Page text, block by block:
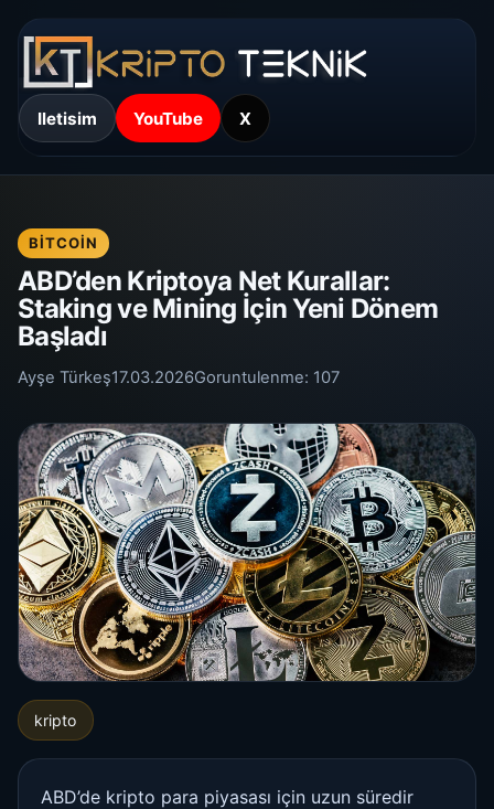
Iletisim YouTube X
BITCOIN
ABD’den Kriptoya Net Kurallar:
Staking ve Mining İçin Yeni Dönem
Başladı
Ayşe Türkeş17.03.2026Goruntulenme: 107
kripto
ABD’de kripto para piyasası için uzun süredir